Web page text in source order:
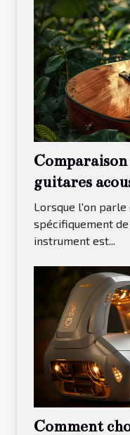
guitares
débutants en
Lorsque l'on parle
spécifiquement
instrument est...
Comment